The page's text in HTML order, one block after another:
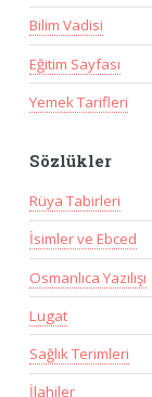
Bilim Vadisi
Eğitim Sayfası
Yemek Tarifleri
Sözlükler
Rüya Tabirleri
İsimler ve Ebced
Osmanlıca Yazılışı
Lugat
Sağlık Terimleri
İlahiler